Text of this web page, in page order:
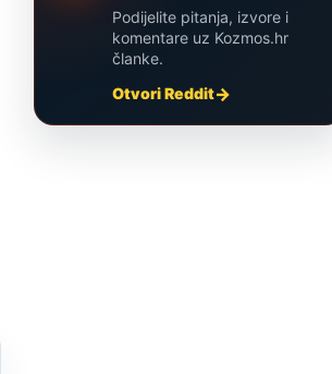
Podijelite pitanja, izvore i
komentare uz Kozmos.hr
članke.
Otvori Reddit